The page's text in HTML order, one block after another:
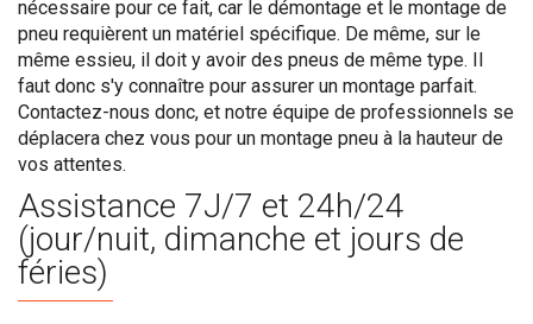
nécessaire pour ce fait, car le démontage et le montage de
pneu requièrent un matériel spécifique. De même, sur le
même essieu, il doit y avoir des pneus de même type. Il
faut donc s'y connaître pour assurer un montage parfait.
Contactez-nous donc, et notre équipe de professionnels se
déplacera chez vous pour un montage pneu à la hauteur de
vos attentes.
Assistance 7J/7 et 24h/24
(jour/nuit, dimanche et jours de
féries)